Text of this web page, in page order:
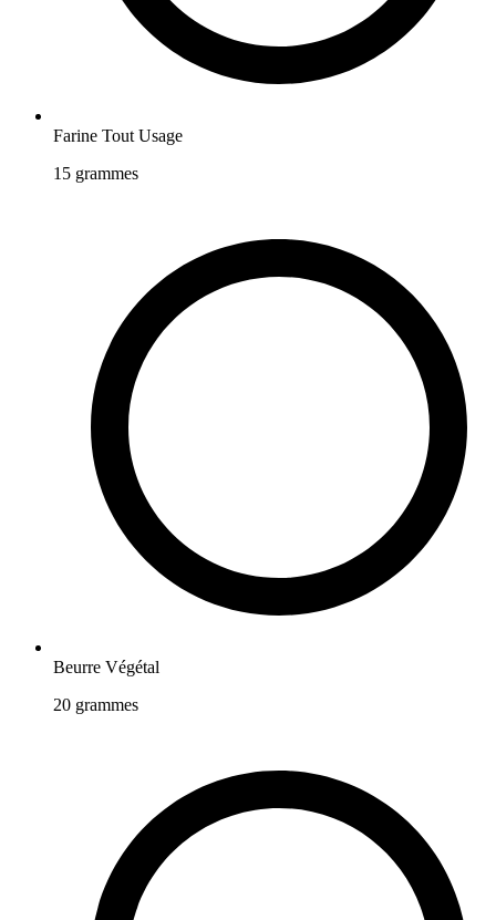
Farine Tout Usage
15 grammes
Beurre Végétal
20 grammes